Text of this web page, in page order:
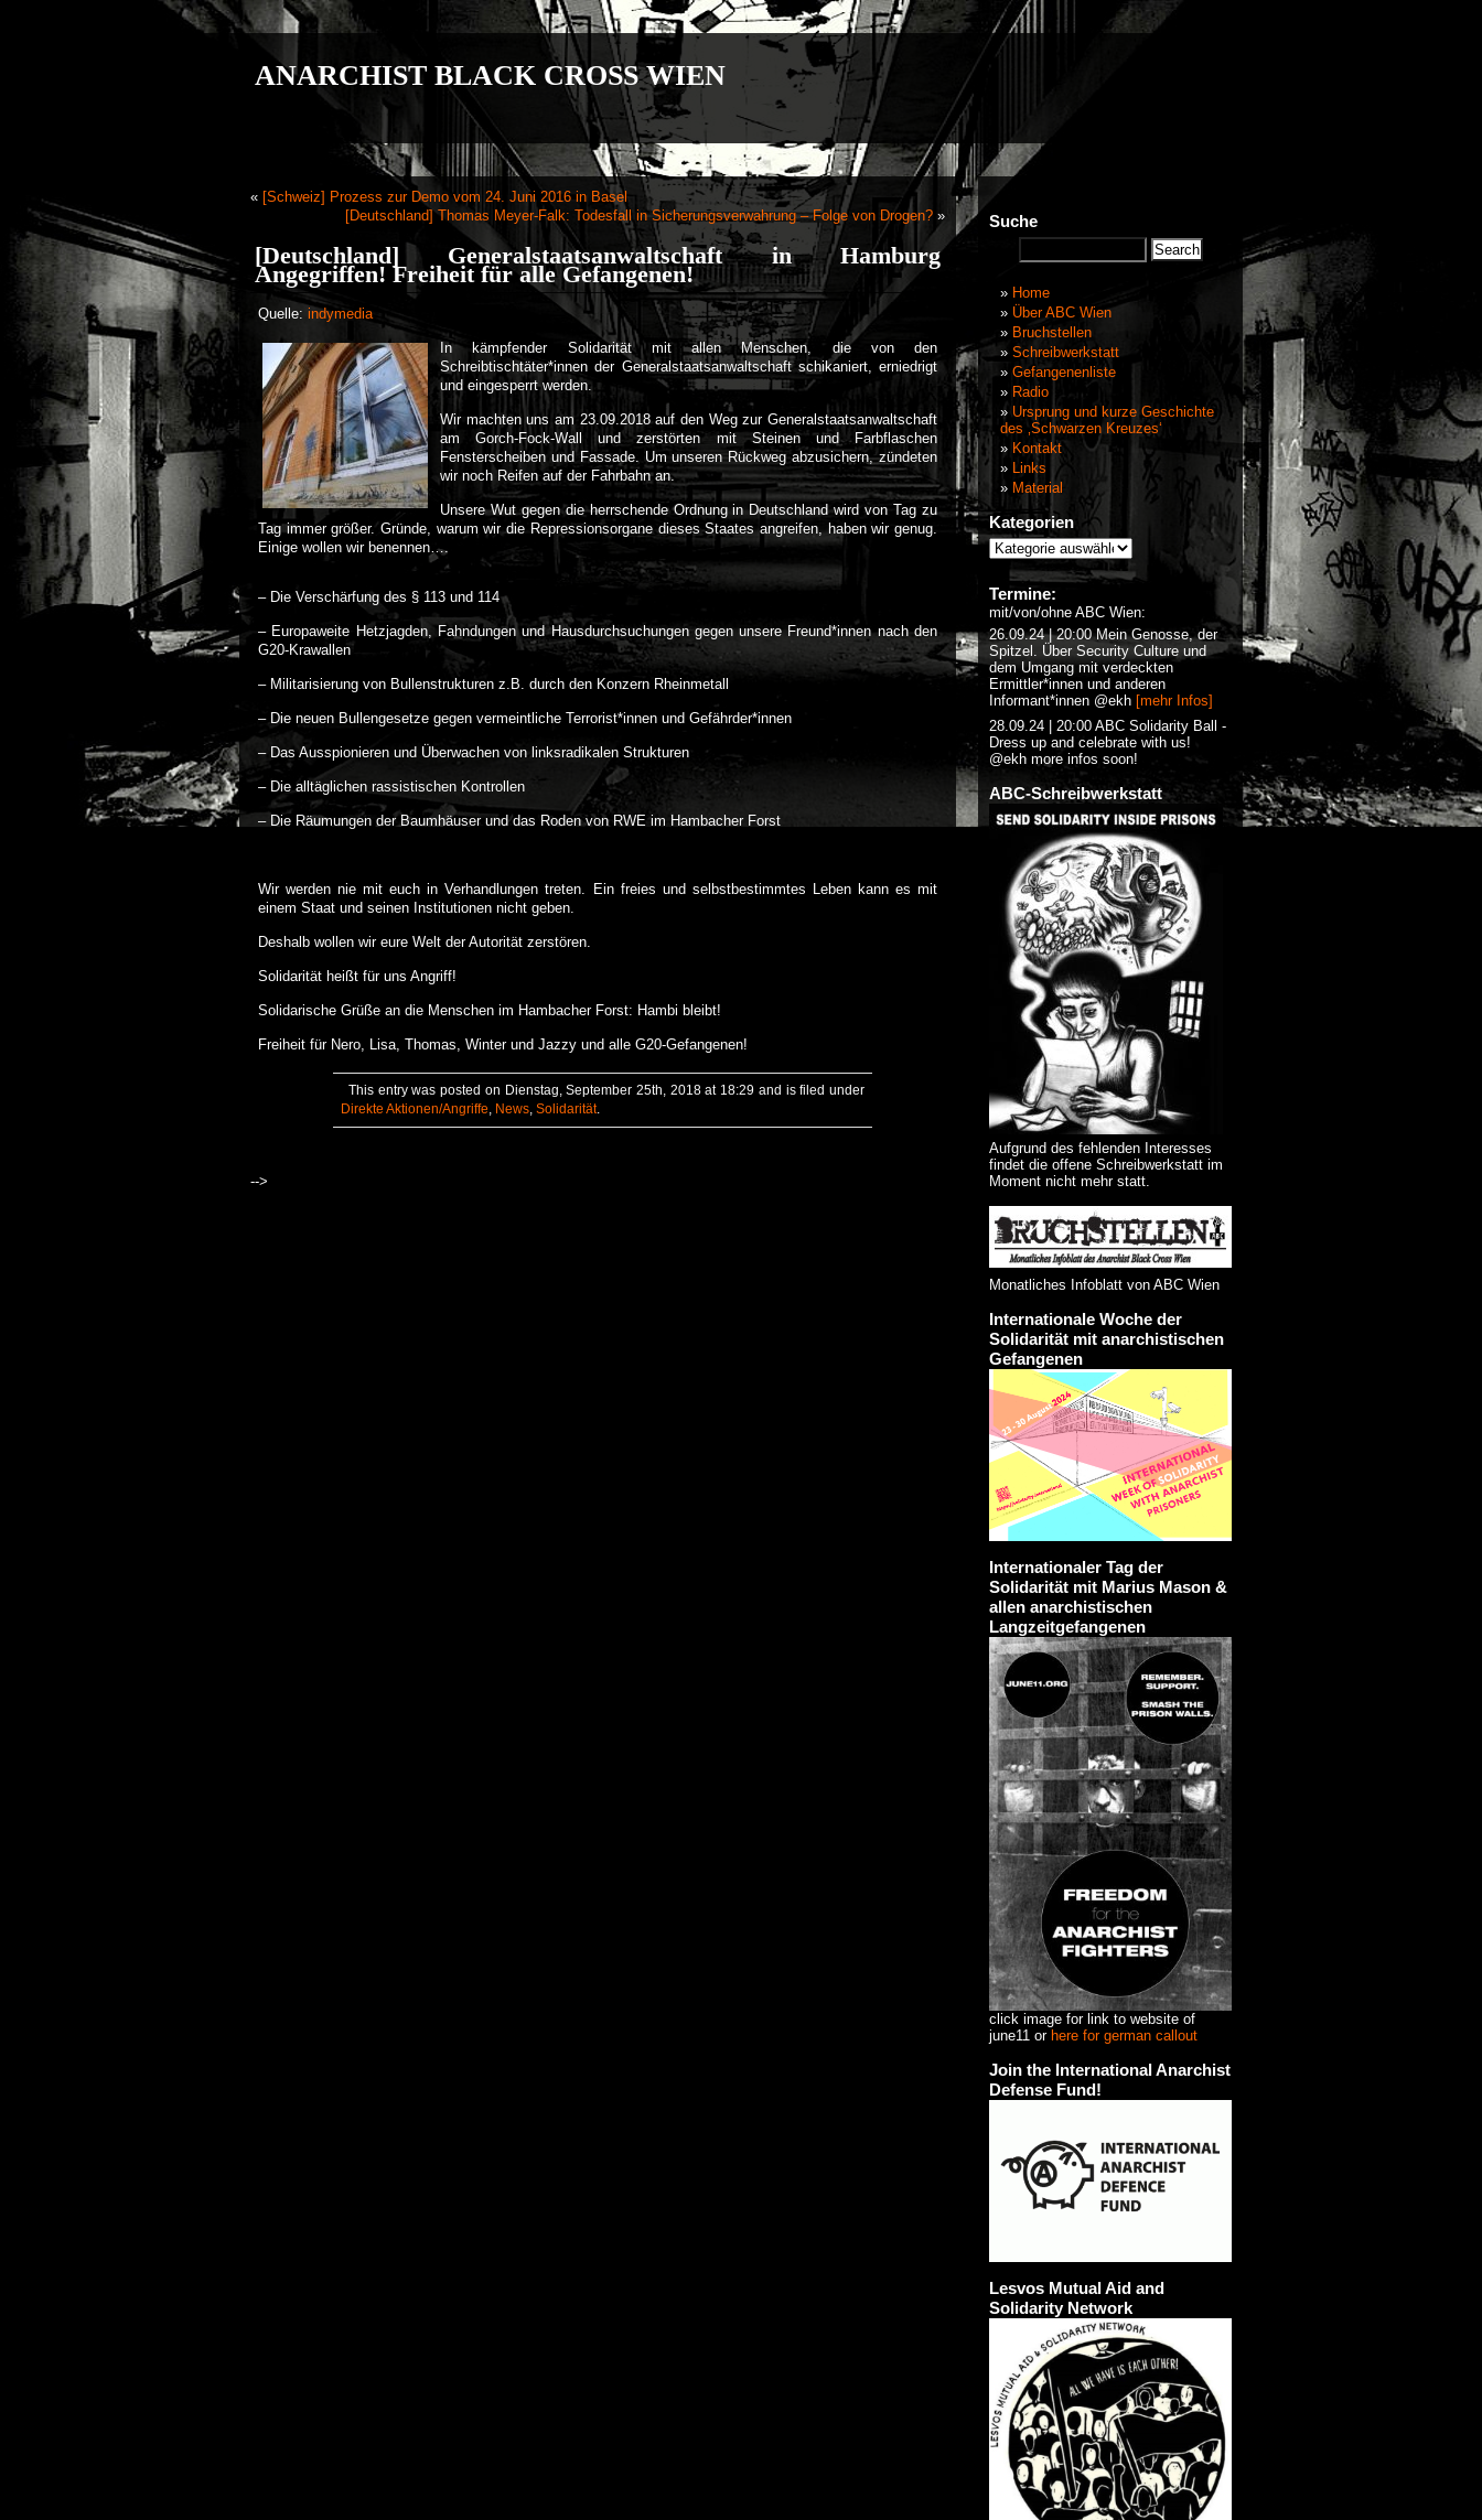
ANARCHIST BLACK CROSS WIEN
« [Schweiz] Prozess zur Demo vom 24. Juni 2016 in Basel
[Deutschland] Thomas Meyer-Falk: Todesfall in Sicherungsverwahrung – Folge von Drogen? »
[Deutschland] Generalstaatsanwaltschaft in Hamburg
Angegriffen! Freiheit für alle Gefangenen!
Quelle: indymedia
In kämpfender Solidarität mit allen Menschen, die von den
Schreibtischtäter*innen der Generalstaatsanwaltschaft schikaniert, erniedrigt
und eingesperrt werden.
Wir machten uns am 23.09.2018 auf den Weg zur Generalstaatsanwaltschaft
am Gorch-Fock-Wall und zerstörten mit Steinen und Farbflaschen
Fensterscheiben und Fassade. Um unseren Rückweg abzusichern, zündeten
wir noch Reifen auf der Fahrbahn an.
Unsere Wut gegen die herrschende Ordnung in Deutschland wird von Tag zu
Tag immer größer. Gründe, warum wir die Repressionsorgane dieses Staates angreifen, haben wir genug.
Einige wollen wir benennen….
– Die Verschärfung des § 113 und 114
– Europaweite Hetzjagden, Fahndungen und Hausdurchsuchungen gegen unsere Freund*innen nach den
G20-Krawallen
– Militarisierung von Bullenstrukturen z.B. durch den Konzern Rheinmetall
– Die neuen Bullengesetze gegen vermeintliche Terrorist*innen und Gefährder*innen
– Das Ausspionieren und Überwachen von linksradikalen Strukturen
– Die alltäglichen rassistischen Kontrollen
– Die Räumungen der Baumhäuser und das Roden von RWE im Hambacher Forst
Wir werden nie mit euch in Verhandlungen treten. Ein freies und selbstbestimmtes Leben kann es mit
einem Staat und seinen Institutionen nicht geben.
Deshalb wollen wir eure Welt der Autorität zerstören.
Solidarität heißt für uns Angriff!
Solidarische Grüße an die Menschen im Hambacher Forst: Hambi bleibt!
Freiheit für Nero, Lisa, Thomas, Winter und Jazzy und alle G20-Gefangenen!
This entry was posted on Dienstag, September 25th, 2018 at 18:29 and is filed under
Direkte Aktionen/Angriffe
News Solidarität.
-->
Suche
Home
Über ABC Wien
Bruchstellen
Schreibwerkstatt
Gefangenenliste
Radio
Ursprung und kurze Geschichte
des ‚Schwarzen Kreuzes‘
Kontakt
Links
Material
Kategorien
Termine:
mit/von/ohne ABC Wien:
26.09.24 | 20:00 Mein Genosse, der
Spitzel. Über Security Culture und
dem Umgang mit verdeckten
Ermittler*innen und anderen
Informant*innen @ekh [mehr Infos]
28.09.24 | 20:00 ABC Solidarity Ball -
Dress up and celebrate with us!
@ekh more infos soon!
ABC-Schreibwerkstatt
Aufgrund des fehlenden Interesses
findet die offene Schreibwerkstatt im
Moment nicht mehr statt.
Monatliches Infoblatt von ABC Wien
Internationale Woche der
Solidarität mit anarchistischen
Gefangenen
Internationaler Tag der
Solidarität mit Marius Mason &
allen anarchistischen
Langzeitgefangenen
click image for link to website of
june11 or here for german callout
Join the International Anarchist
Defense Fund!
Lesvos Mutual Aid and
Solidarity Network